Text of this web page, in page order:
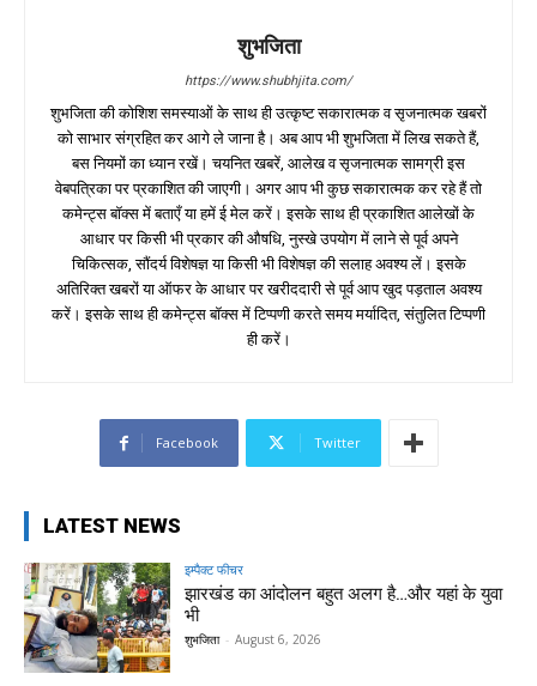
शुभजिता
https://www.shubhjita.com/
शुभजिता की कोशिश समस्याओं के साथ ही उत्कृष्ट सकारात्मक व सृजनात्मक खबरों
को साभार संग्रहित कर आगे ले जाना है। अब आप भी शुभजिता में लिख सकते हैं,
बस नियमों का ध्यान रखें। चयनित खबरें, आलेख व सृजनात्मक सामग्री इस
वेबपत्रिका पर प्रकाशित की जाएगी। अगर आप भी कुछ सकारात्मक कर रहे हैं तो
कमेन्ट्स बॉक्स में बताएँ या हमें ई मेल करें। इसके साथ ही प्रकाशित आलेखों के
आधार पर किसी भी प्रकार की औषधि, नुस्खे उपयोग में लाने से पूर्व अपने
चिकित्सक, सौंदर्य विशेषज्ञ या किसी भी विशेषज्ञ की सलाह अवश्य लें। इसके
अतिरिक्त खबरों या ऑफर के आधार पर खरीददारी से पूर्व आप खुद पड़ताल अवश्य
करें। इसके साथ ही कमेन्ट्स बॉक्स में टिप्पणी करते समय मर्यादित, संतुलित टिप्पणी
ही करें।
Facebook Twitter
LATEST NEWS
इम्पैक्ट फीचर
झारखंड का आंदोलन बहुत अलग है…और यहां के युवा
भी
शुभजिता - August 6, 2026